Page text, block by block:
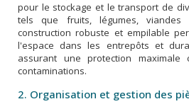
pour le stockage et le transport de
tels que fruits, légumes,
construction robuste et empilable
l'espace dans les entrepôts et
assurant une protection
contaminations.
2. Organisation et gestion des